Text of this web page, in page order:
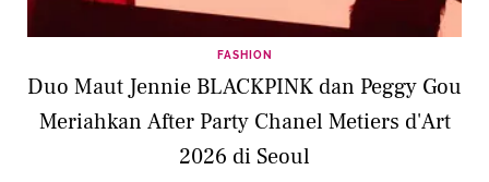
FASHION
Duo Maut Jennie BLACKPINK dan Peggy Gou
Meriahkan After Party Chanel Metiers d'Art
2026 di Seoul